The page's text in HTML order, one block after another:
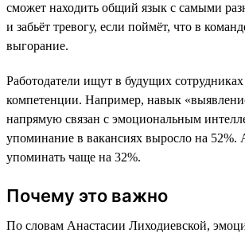
сможет находить общий язык с самыми
и забьёт тревогу, если поймёт, что в
выгорание.
Работодатели ищут в будущих
компетенции. Например, навык
напрямую связан с эмоциональным
упоминание в вакансиях выросло на 52%.
упоминать чаще на 32%.
Почему это важно
По словам Анастасии Лиходиевской,